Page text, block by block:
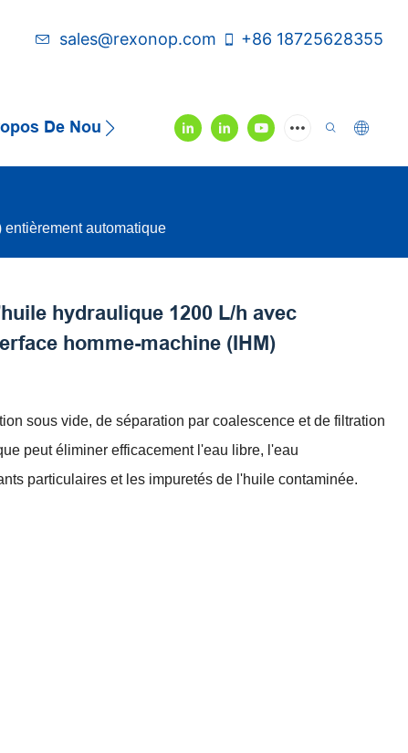
sales@rexonop.com +86 18725628355
De Nous Contactez-Nous Vidéo
automatique
hydraulique 1200 L/h avec
homme-machine (IHM)
sous vide, de séparation par coalescence et de filtration
peut éliminer efficacement l'eau libre, l'eau
particulaires et les impuretés de l'huile contaminée.